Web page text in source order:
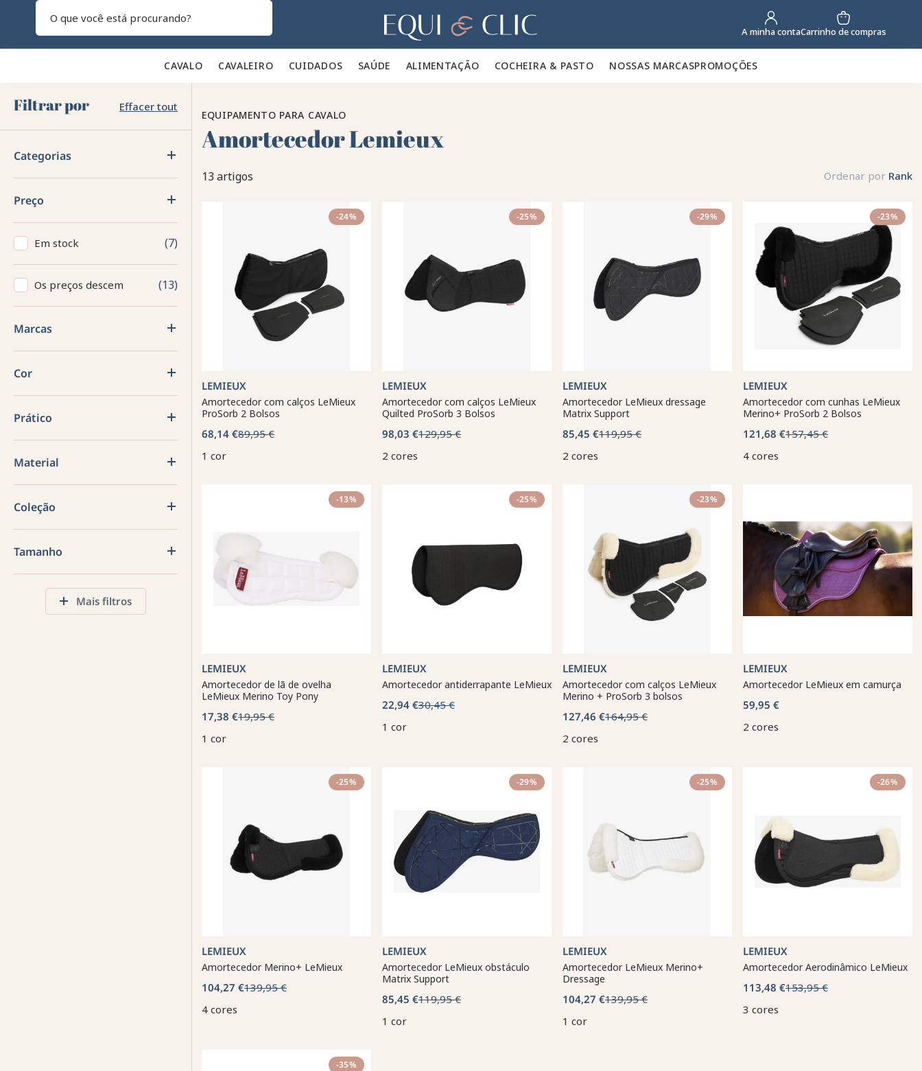
Lar A minha contaCarrinho de compras
CAVALO 🐎 CAVALEIRO 👕 CUIDADOS 🪮 SAÚDE ✨ ALIMENTAÇÃO 🥕 COCHEIRA & PASTO 🍃 NOSSAS MARCASPROMOÇÕES
Filtrar por Effacer tout
Categorias
Preço
Em stock 7
Os preços descem 13
Marcas
Cor
Prático
Material
Coleção
Tamanho
Mais filtros
EQUIPAMENTO PARA CAVALO
Amortecedor Lemieux
13 artigos Ordenar por Rank
-24%
LEMIEUX
Amortecedor com calços LeMieux
ProSorb 2 Bolsos
68,14 €89,95 €
1 cor
-25%
LEMIEUX
Amortecedor com calços LeMieux
Quilted ProSorb 3 Bolsos
98,03 €129,95 €
2 cores
-29%
LEMIEUX
Amortecedor LeMieux dressage
Matrix Support
85,45 €119,95 €
2 cores
-23%
LEMIEUX
Amortecedor com cunhas LeMieux
Merino+ ProSorb 2 Bolsos
121,68 €157,45 €
4 cores
-13%
LEMIEUX
Amortecedor de lã de ovelha
LeMieux Merino Toy Pony
17,38 €19,95 €
1 cor
-25%
LEMIEUX
Amortecedor antiderrapante LeMieux
22,94 €30,45 €
1 cor
-23%
LEMIEUX
Amortecedor com calços LeMieux
Merino + ProSorb 3 bolsos
127,46 €164,95 €
2 cores
LEMIEUX
Amortecedor LeMieux em camurça
59,95 €
2 cores
-25%
LEMIEUX
Amortecedor Merino+ LeMieux
104,27 €139,95 €
4 cores
-29%
LEMIEUX
Amortecedor LeMieux obstáculo
Matrix Support
85,45 €119,95 €
1 cor
-25%
LEMIEUX
Amortecedor LeMieux Merino+
Dressage
104,27 €139,95 €
1 cor
-26%
LEMIEUX
Amortecedor Aerodinâmico LeMieux
113,48 €153,95 €
3 cores
-35%